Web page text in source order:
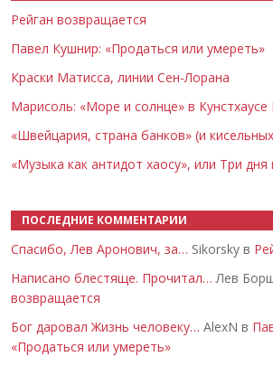
Рейган возвращается
Павел Кушнир: «Продаться или умереть»
Краски Матисса, линии Сен-Лорана
Марисоль: «Море и солнце» в
«Швейцария, страна банков» (и
«Музыка как антидот хаосу», или Три
ПОСЛЕДНИЕ КОММЕНТАРИИ
Спасибо, Лев Аронович, за… Sikorsky в
Написано блестяще. Прочитал… Лев
возвращается
Бог даровал Жизнь человеку… AlexN в
«Продаться или умереть»